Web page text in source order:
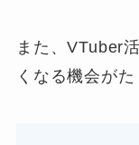
また、VTuber
くなる機会がた